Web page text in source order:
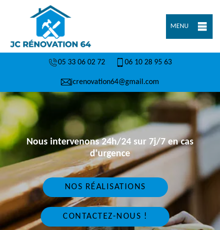
MENU
05 33 06 02 72 06 10 28 95 63
jcrenovation64@gmail.com
Nous intervenons 24h/24 sur 7j/7 en cas
d'urgence
NOS RÉALISATIONS
CONTACTEZ-NOUS !